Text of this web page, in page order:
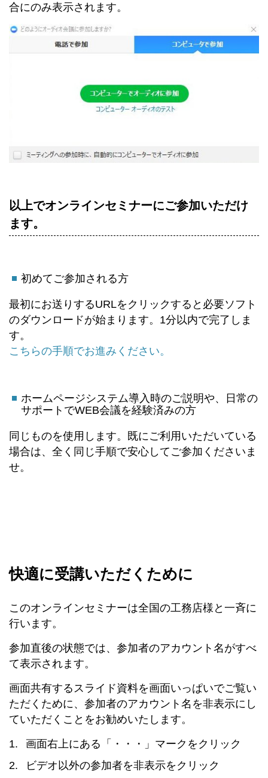
合にのみ表示されます。
以上でオンラインセミナーにご参加いただけ
ます。
初めてご参加される方
最初にお送りするURLをクリックすると必要ソフト
のダウンロードが始まります。1分以内で完了しま
す。
こちらの手順でお進みください。
ホームページシステム導入時のご説明や、日常の
サポートでWEB会議を経験済みの方
同じものを使用します。既にご利用いただいている
場合は、全く同じ手順で安心してご参加くださいま
せ。
快適に受講いただくために
このオンラインセミナーは全国の工務店様と一斉に
行います。
参加直後の状態では、参加者のアカウント名がすべ
て表示されます。
画面共有するスライド資料を画面いっぱいでご覧い
ただくために、参加者のアカウント名を非表示にし
ていただくことをお勧めいたします。
画面右上にある「・・・」マークをクリック
ビデオ以外の参加者を非表示をクリック